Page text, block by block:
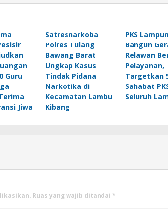
Guru
Jiwa
Satresnarkoba
Polres Tulang
Bawang Barat
Ungkap Kasus
Tindak Pidana
Narkotika di
Kecamatan Lambu
Kibang
PKS
Bangun
Relawan
Pelayanan,
Targetkan
Sahabat
Seluruh
Ruas yang wajib ditandai *